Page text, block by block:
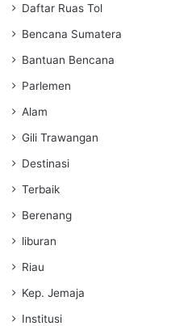
Daftar Ruas Tol
Bencana Sumatera
Bantuan Bencana
Parlemen
Alam
Gili Trawangan
Destinasi
Terbaik
Berenang
liburan
Riau
Kep. Jemaja
Institusi